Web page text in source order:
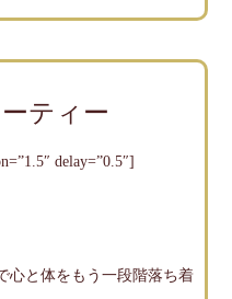
ティー
delay=”0.5″]
心と体をもう一段階落ち着